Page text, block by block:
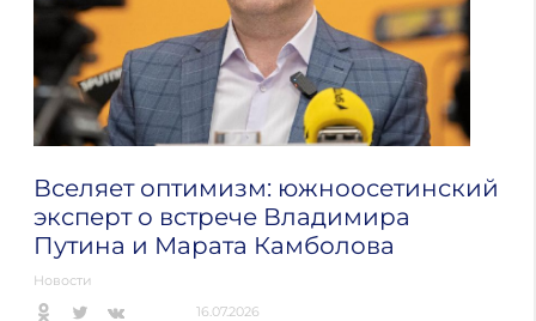
Вселяет оптимизм: южноосетинский
эксперт о встрече Владимира
Путина и Марата Камболова
Новости
16.07.2026